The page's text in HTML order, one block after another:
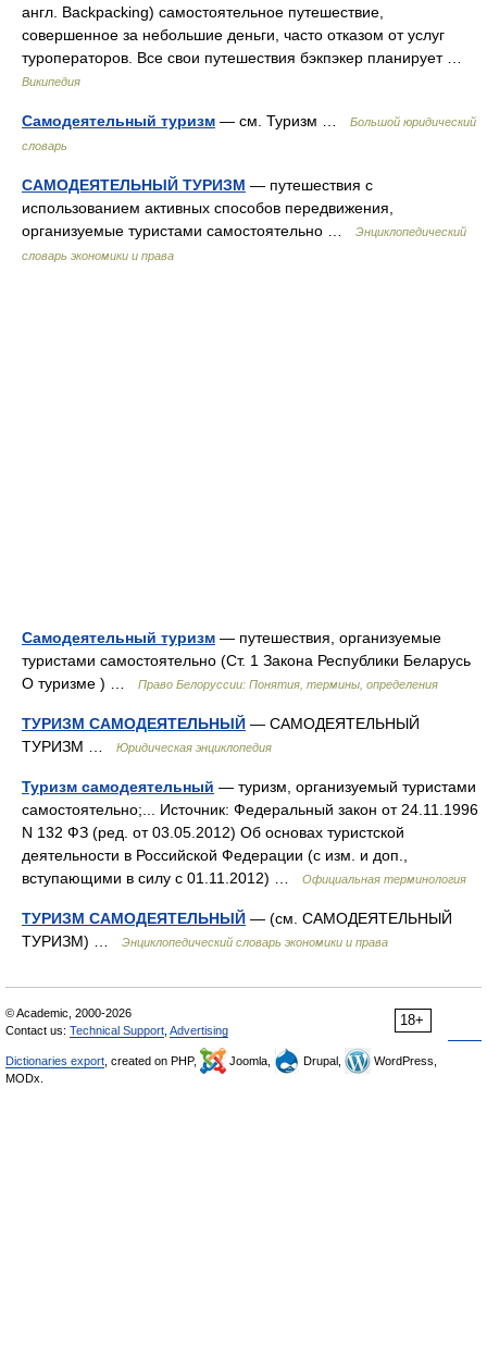
англ. Backpacking) самостоятельное путешествие,
совершенное за небольшие деньги, часто отказом от услуг
туроператоров. Все свои путешествия бэкпэкер планирует …
Википедия
Самодеятельный туризм — см. Туризм …
Большой юридический
словарь
САМОДЕЯТЕЛЬНЫЙ ТУРИЗМ — путешествия с
использованием активных способов передвижения,
организуемые туристами самостоятельно …
Энциклопедический
словарь экономики и права
Самодеятельный туризм — путешествия, организуемые
туристами самостоятельно (Ст. 1 Закона Республики Беларусь
О туризме ) …
Право Белоруссии: Понятия, термины, определения
ТУРИЗМ САМОДЕЯТЕЛЬНЫЙ — САМОДЕЯТЕЛЬНЫЙ
ТУРИЗМ …
Юридическая энциклопедия
Туризм самодеятельный — туризм, организуемый туристами
самостоятельно;... Источник: Федеральный закон от 24.11.1996
N 132 ФЗ (ред. от 03.05.2012) Об основах туристской
деятельности в Российской Федерации (с изм. и доп.,
вступающими в силу с 01.11.2012) …
Официальная терминология
ТУРИЗМ САМОДЕЯТЕЛЬНЫЙ — (см. САМОДЕЯТЕЛЬНЫЙ
ТУРИЗМ) …
Энциклопедический словарь экономики и права
18+
© Academic, 2000-2026
Contact us: Technical Support Advertising
Dictionaries export , created on PHP, Joomla, Drupal,
WordPress,
MODx.